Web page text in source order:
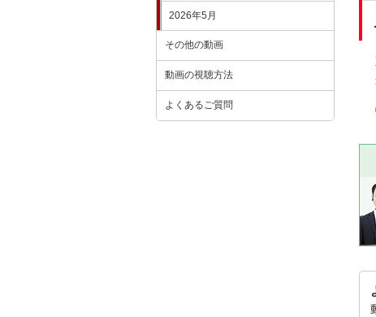
2026年5月
その他の動画
動画の視聴方法
よくあるご質問